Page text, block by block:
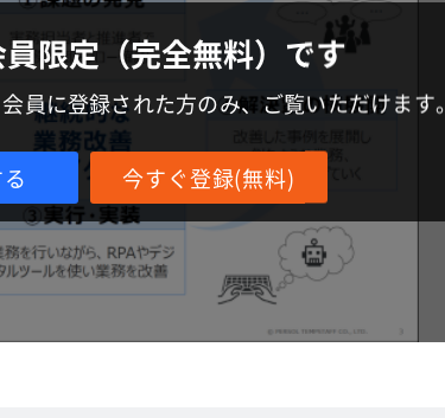
限定（完全無料）です
員に登録された方のみ、ご覧いただけます。
今すぐ登録(無料)